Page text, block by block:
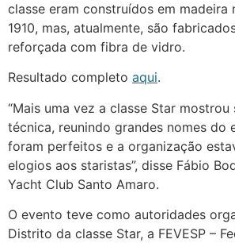
classe eram construídos em madeira
1910, mas, atualmente, são
reforçada com fibra de vidro.
Resultado completo aqui.
“Mais uma vez a classe Star
técnica, reunindo grandes nomes do
foram perfeitos e a organização
elogios aos staristas”, disse Fábio
Yacht Club Santo Amaro.
O evento teve como autoridades
Distrito da classe Star, a FEVESP –